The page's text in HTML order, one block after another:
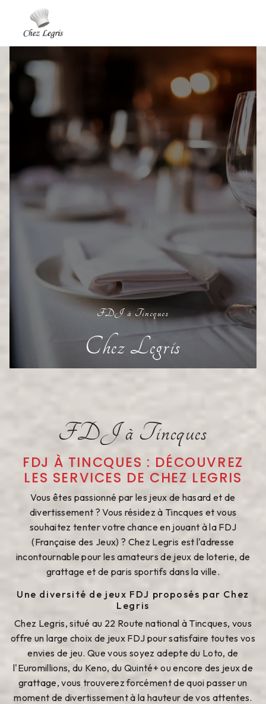
FDJ à Tincques
Chez Legris
FDJ à Tincques
FDJ À TINCQUES : DÉCOUVREZ
LES SERVICES DE CHEZ LEGRIS
Vous êtes passionné par les jeux de hasard et de
divertissement ? Vous résidez à Tincques et vous
souhaitez tenter votre chance en jouant à la FDJ
(Française des Jeux) ? Chez Legris est l'adresse
incontournable pour les amateurs de jeux de loterie, de
grattage et de paris sportifs dans la ville.
Une diversité de jeux FDJ proposés par Chez
Legris
Chez Legris, situé au 22 Route national à Tincques, vous
offre un large choix de jeux FDJ pour satisfaire toutes vos
envies de jeu. Que vous soyez adepte du Loto, de
l'Euromillions, du Keno, du Quinté+ ou encore des jeux de
grattage, vous trouverez forcément de quoi passer un
moment de divertissement à la hauteur de vos attentes.
Panneau de gestion des cookies